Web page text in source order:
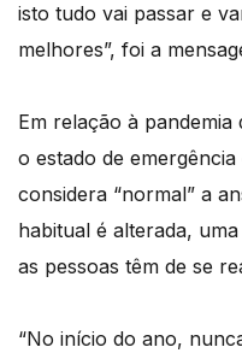
isto tudo vai passar e
melhores”, foi a
Em relação à
o estado de
considera “normal” a
habitual é alterada,
as pessoas têm de se
“No início do ano,